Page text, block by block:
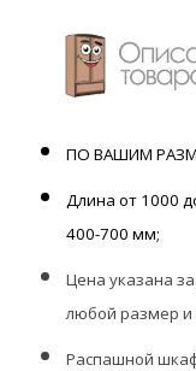
ПО ВАШИМ
Длина от 1000
400-700 мм;
Цена указана
любой размер
Распашной